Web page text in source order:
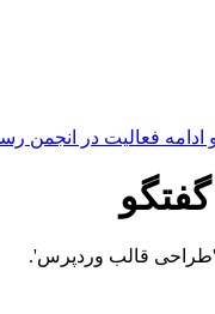
فعالیت در انجمن
'طراحی قالب وردپرس'.